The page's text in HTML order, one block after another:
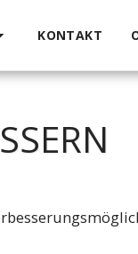
KONTAKT